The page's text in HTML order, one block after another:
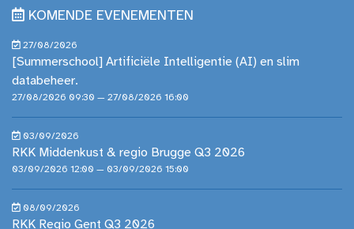
KOMENDE EVENEMENTEN
27/08/2026
[Summerschool] Artificiële Intelligentie (AI) en slim
databeheer.
27/08/2026 09:30 — 27/08/2026 16:00
03/09/2026
RKK Middenkust & regio Brugge Q3 2026
03/09/2026 12:00 — 03/09/2026 15:00
08/09/2026
RKK Regio Gent Q3 2026